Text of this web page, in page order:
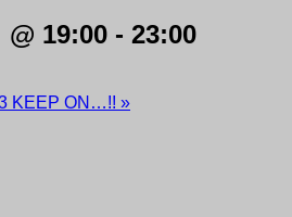
@ 19:00 - 23:00
KEEP ON…!! »